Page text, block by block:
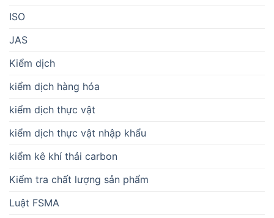
ISO
JAS
Kiểm dịch
kiểm dịch hàng hóa
kiểm dịch thực vật
kiểm dịch thực vật nhập khẩu
kiểm kê khí thải carbon
Kiểm tra chất lượng sản phẩm
Luật FSMA